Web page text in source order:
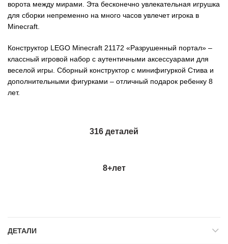
ворота между мирами. Эта бесконечно увлекательная игрушка
для сборки непременно на много часов увлечет игрока в
Minecraft.
Конструктор LEGO Minecraft 21172 «Разрушенный портал» –
классный игровой набор с аутентичными аксессуарами для
веселой игры. Сборный конструктор с минифигуркой Стива и
дополнительными фигурками – отличный подарок ребенку 8
лет.
316 деталей
8+лет
ДЕТАЛИ